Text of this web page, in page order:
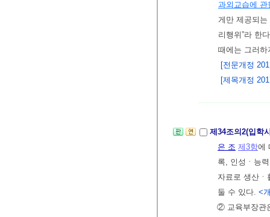
과외교습에 관
게만 제공되
리행위”라 한
때에는 그러
[전문개정
[제목개정
제34조의2(입학
은 조 제3항에
록, 인성ㆍ능
자료로 생산ㆍ
둘 수 있다. <
② 교육부장관